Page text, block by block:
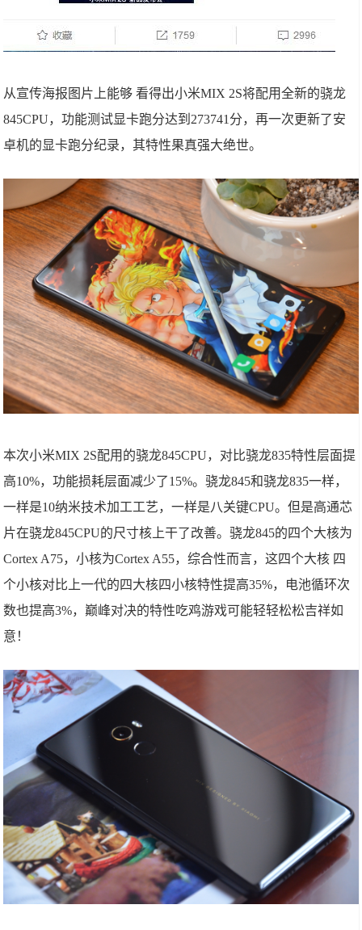
从宣传海报图片上能够 看得出小米MIX 2S将配用全新的骁龙
845CPU，功能测试显卡跑分达到273741分，再一次更新了安
卓机的显卡跑分纪录，其特性果真强大绝世。
本次小米MIX 2S配用的骁龙845CPU，对比骁龙835特性层面提
高10%，功能损耗层面减少了15%。骁龙845和骁龙835一样，
一样是10纳米技术加工工艺，一样是八关键CPU。但是高通芯
片在骁龙845CPU的尺寸核上干了改善。骁龙845的四个大核为
Cortex A75，小核为Cortex A55，综合性而言，这四个大核 四
个小核对比上一代的四大核四小核特性提高35%，电池循环次
数也提高3%，巅峰对决的特性吃鸡游戏可能轻轻松松吉祥如
意！